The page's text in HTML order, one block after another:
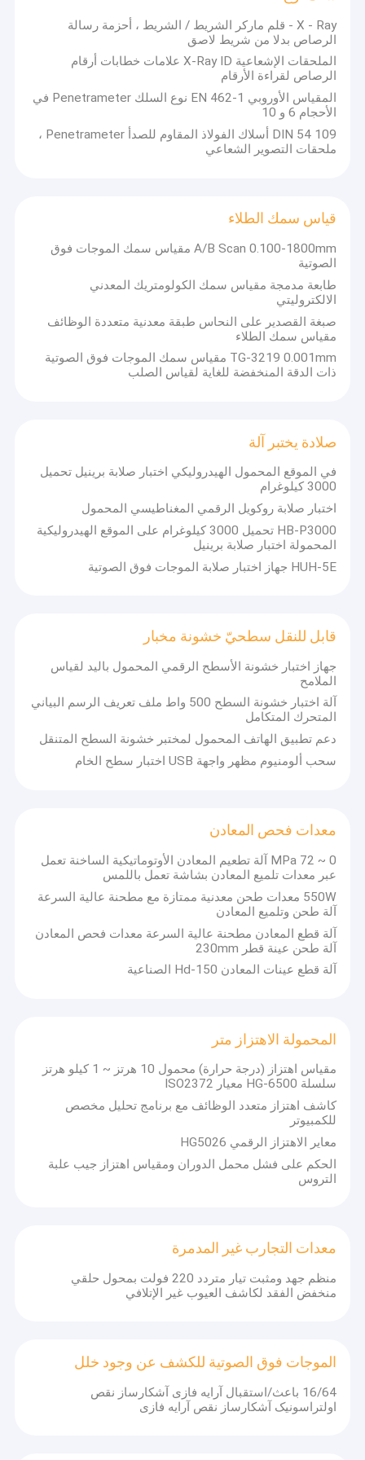
قابل للنقل سطحيّ خشونة مخبار
معدات فحص المعادن
المحمولة الاهتزاز متر
X - Ray - قلم ماركر الشريط / الشريط ، أحزمة رسالة
الرصاص بدلا من شريط لاصق
الملحقات الإشعاعية X-Ray ID علامات خطابات أرقام
الرصاص لقراءة الأرقام
المقياس الأوروبي EN 462-1 نوع السلك Penetrameter في
الأحجام 6 و 10
DIN 54 109 أسلاك الفولاذ المقاوم للصدأ Penetrameter ،
ملحقات التصوير الشعاعي
قياس سمك الطلاء
A/B Scan 0.100-1800mm مقياس سمك الموجات فوق
الصوتية
طابعة مدمجة مقياس سمك الكولومتريك المعدني
الالكتروليتي
صبغة القصدير على النحاس طبقة معدنية متعددة الوظائف
مقياس سمك الطلاء
TG-3219 0.001mm مقياس سمك الموجات فوق الصوتية
ذات الدقة المنخفضة للغاية لقياس الصلب
صلادة يختبر آلة
في الموقع المحمول الهيدروليكي اختبار صلابة برينيل تحميل
3000 كيلوغرام
اختبار صلابة روكويل الرقمي المغناطيسي المحمول
HB-P3000 تحميل 3000 كيلوغرام على الموقع الهيدروليكية
المحمولة اختبار صلابة برينيل
HUH-5E جهاز اختبار صلابة الموجات فوق الصوتية
قابل للنقل سطحيّ خشونة مخبار
جهاز اختبار خشونة الأسطح الرقمي المحمول باليد لقياس
الملامح
آلة اختبار خشونة السطح 500 واط ملف تعريف الرسم البياني
المتحرك المتكامل
دعم تطبيق الهاتف المحمول لمختبر خشونة السطح المتنقل
سحب ألومنيوم مظهر واجهة USB اختبار سطح الخام
معدات فحص المعادن
0 ~ 72 MPa آلة تطعيم المعادن الأوتوماتيكية الساخنة تعمل
عبر معدات تلميع المعادن بشاشة تعمل باللمس
550W معدات طحن معدنية ممتازة مع مطحنة عالية السرعة
آلة طحن وتلميع المعادن
آلة قطع المعادن مطحنة عالية السرعة معدات فحص المعادن
آلة طحن عينة قطر 230mm
آلة قطع عينات المعادن Hd-150 الصناعية
المحمولة الاهتزاز متر
مقياس اهتزاز (درجة حرارة) محمول 10 هرتز ~ 1 كيلو هرتز
سلسلة HG-6500 معيار ISO2372
كاشف اهتزاز متعدد الوظائف مع برنامج تحليل مخصص
للكمبيوتر
معاير الاهتزاز الرقمي HG5026
الحكم على فشل محمل الدوران ومقياس اهتزاز جيب علبة
التروس
معدات التجارب غير المدمرة
منظم جهد ومثبت تيار متردد 220 فولت بمحول حلقي
منخفض الفقد لكاشف العيوب غير الإتلافي
الموجات فوق الصوتية للكشف عن وجود خلل
16/64 باعث/استقبال آرایه فازی آشکارساز نقص
اولتراسونیک آشکارساز نقص آرایه فازی